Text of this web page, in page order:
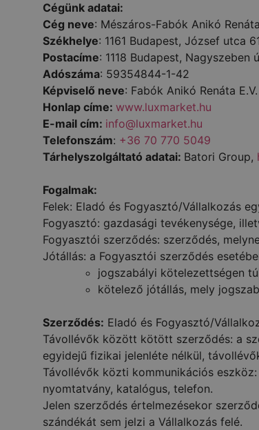
Cégünk adatai:
Cég neve: Mészáros-Fabók Anikó
Székhelye: 1161 Budapest, József utca
Postacíme: 1118 Budapest, Nagyszeben
Adószáma: 59354844-1-42
Képviselő neve: Fabók Anikó Renáta E.V.
Honlap címe: www.luxmarket.hu
E-mail cím: info@luxmarket.hu
Telefonszám: +36 70 770 5049
Tárhelyszolgáltató adatai: Batori Group,
Fogalmak:
Felek: Eladó és Fogyasztó/Vállalkozás
Fogyasztó: gazdasági tevékenysége,
Fogyasztói szerződés: szerződés,
Jótállás: a Fogyasztói szerződés
jogszabályi kötelezettségen
kötelező jótállás, mely
Szerződés: Eladó és Fogyasztó/
Távollévők között kötött szerződés: a
egyidejű fizikai jelenléte nélkül,
Távollévők közti kommunikációs
nyomtatvány, katalógus, telefon.
Jelen szerződés értelmezésekor
szándékát sem jelzi a Vállalkozás felé.